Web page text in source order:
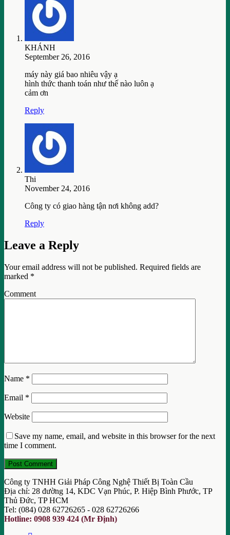
KHÁNH
September 26, 2016
máy này giá bao nhiêu vậy ạ
hình thức thanh toán như thế nào luôn ạ
cảm ơn
Reply
Thi
November 24, 2016
Công ty có giao hàng tận nơi không add?
Reply
Leave a Reply
Your email address will not be published. Required fields are
marked *
Comment
Name *
Email *
Website
Save my name, email, and website in this browser for the next
time I comment.
Công ty TNHH Giải Pháp Công Nghệ Thiết Bị Toàn Cầu
Địa chỉ: 28 đường 14, KDC Vạn Phúc, P. Hiệp Bình Phước, TP
Thủ Đức, TP HCM
Tel: (084) 028 62726265 - 028 62726266
Hotline: 0908 939 424 (Mr Định)